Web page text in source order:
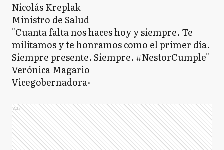
Nicolás Kreplak
Ministro de Salud
"Cuanta falta nos haces hoy y siempre. Te
militamos y te honramos como el primer día.
Siempre presente. Siempre. #NestorCumple"
Verónica Magario
Vicegobernadora·
Ads